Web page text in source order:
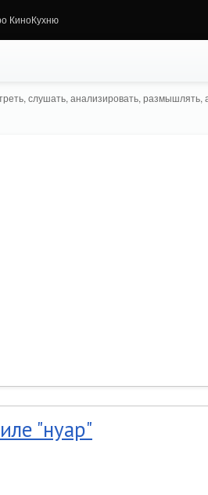
КиноКухню
слушать, анализировать, размышлять,
"нуар"